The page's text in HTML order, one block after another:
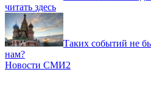
читать здесь
Таких событий не
нам?
Новости СМИ2